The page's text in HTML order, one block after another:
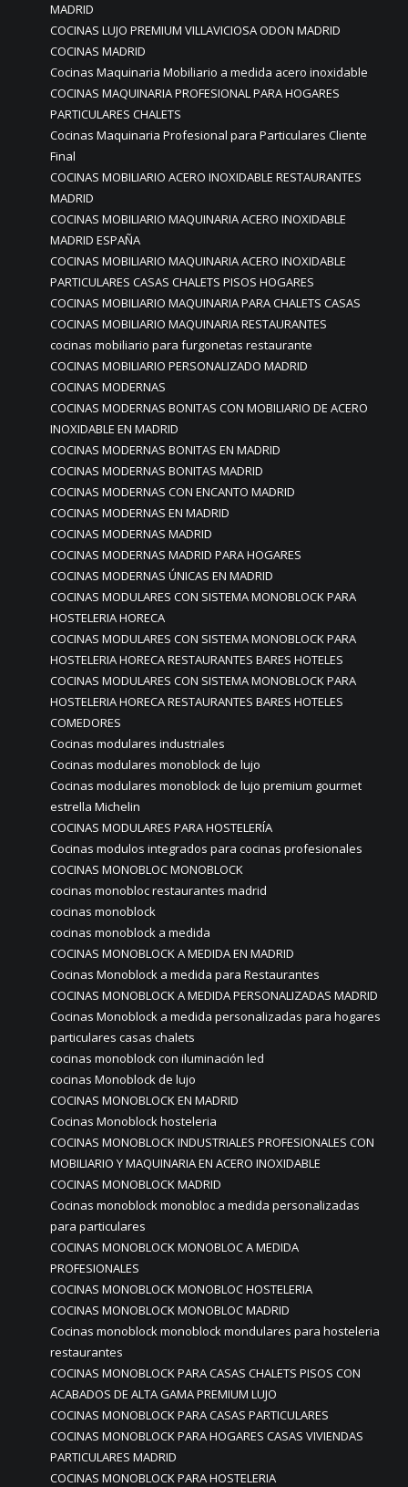
MADRID
COCINAS LUJO PREMIUM VILLAVICIOSA ODON MADRID
COCINAS MADRID
Cocinas Maquinaria Mobiliario a medida acero inoxidable
COCINAS MAQUINARIA PROFESIONAL PARA HOGARES
PARTICULARES CHALETS
Cocinas Maquinaria Profesional para Particulares Cliente
Final
COCINAS MOBILIARIO ACERO INOXIDABLE RESTAURANTES
MADRID
COCINAS MOBILIARIO MAQUINARIA ACERO INOXIDABLE
MADRID ESPAÑA
COCINAS MOBILIARIO MAQUINARIA ACERO INOXIDABLE
PARTICULARES CASAS CHALETS PISOS HOGARES
COCINAS MOBILIARIO MAQUINARIA PARA CHALETS CASAS
COCINAS MOBILIARIO MAQUINARIA RESTAURANTES
cocinas mobiliario para furgonetas restaurante
COCINAS MOBILIARIO PERSONALIZADO MADRID
COCINAS MODERNAS
COCINAS MODERNAS BONITAS CON MOBILIARIO DE ACERO
INOXIDABLE EN MADRID
COCINAS MODERNAS BONITAS EN MADRID
COCINAS MODERNAS BONITAS MADRID
COCINAS MODERNAS CON ENCANTO MADRID
COCINAS MODERNAS EN MADRID
COCINAS MODERNAS MADRID
COCINAS MODERNAS MADRID PARA HOGARES
COCINAS MODERNAS ÚNICAS EN MADRID
COCINAS MODULARES CON SISTEMA MONOBLOCK PARA
HOSTELERIA HORECA
COCINAS MODULARES CON SISTEMA MONOBLOCK PARA
HOSTELERIA HORECA RESTAURANTES BARES HOTELES
COCINAS MODULARES CON SISTEMA MONOBLOCK PARA
HOSTELERIA HORECA RESTAURANTES BARES HOTELES
COMEDORES
Cocinas modulares industriales
Cocinas modulares monoblock de lujo
Cocinas modulares monoblock de lujo premium gourmet
estrella Michelin
COCINAS MODULARES PARA HOSTELERÍA
Cocinas modulos integrados para cocinas profesionales
COCINAS MONOBLOC MONOBLOCK
cocinas monobloc restaurantes madrid
cocinas monoblock
cocinas monoblock a medida
COCINAS MONOBLOCK A MEDIDA EN MADRID
Cocinas Monoblock a medida para Restaurantes
COCINAS MONOBLOCK A MEDIDA PERSONALIZADAS MADRID
Cocinas Monoblock a medida personalizadas para hogares
particulares casas chalets
cocinas monoblock con iluminación led
cocinas Monoblock de lujo
COCINAS MONOBLOCK EN MADRID
Cocinas Monoblock hosteleria
COCINAS MONOBLOCK INDUSTRIALES PROFESIONALES CON
MOBILIARIO Y MAQUINARIA EN ACERO INOXIDABLE
COCINAS MONOBLOCK MADRID
Cocinas monoblock monobloc a medida personalizadas
para particulares
COCINAS MONOBLOCK MONOBLOC A MEDIDA
PROFESIONALES
COCINAS MONOBLOCK MONOBLOC HOSTELERIA
COCINAS MONOBLOCK MONOBLOC MADRID
Cocinas monoblock monoblock mondulares para hosteleria
restaurantes
COCINAS MONOBLOCK PARA CASAS CHALETS PISOS CON
ACABADOS DE ALTA GAMA PREMIUM LUJO
COCINAS MONOBLOCK PARA CASAS PARTICULARES
COCINAS MONOBLOCK PARA HOGARES CASAS VIVIENDAS
PARTICULARES MADRID
COCINAS MONOBLOCK PARA HOSTELERIA